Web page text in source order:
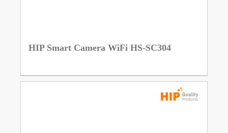
HIP Smart Camera WiFi HS-SC304